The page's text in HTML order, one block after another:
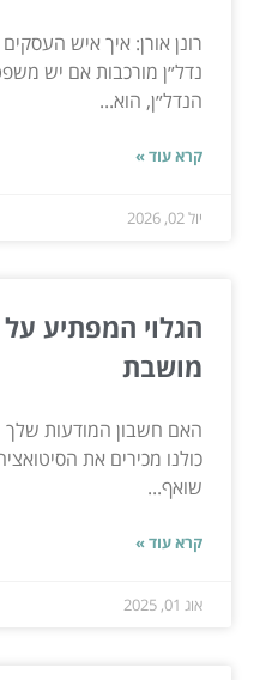
רונן אורן: איך איש
נדל״ן מורכבות אם יש
הנדל״ן, הוא...
קרא עוד »
יול 02, 2026
הגלוי המפתיע
מושבת
האם חשבון המודעות
כולנו מכירים את
שואף...
קרא עוד »
אוג 01, 2025